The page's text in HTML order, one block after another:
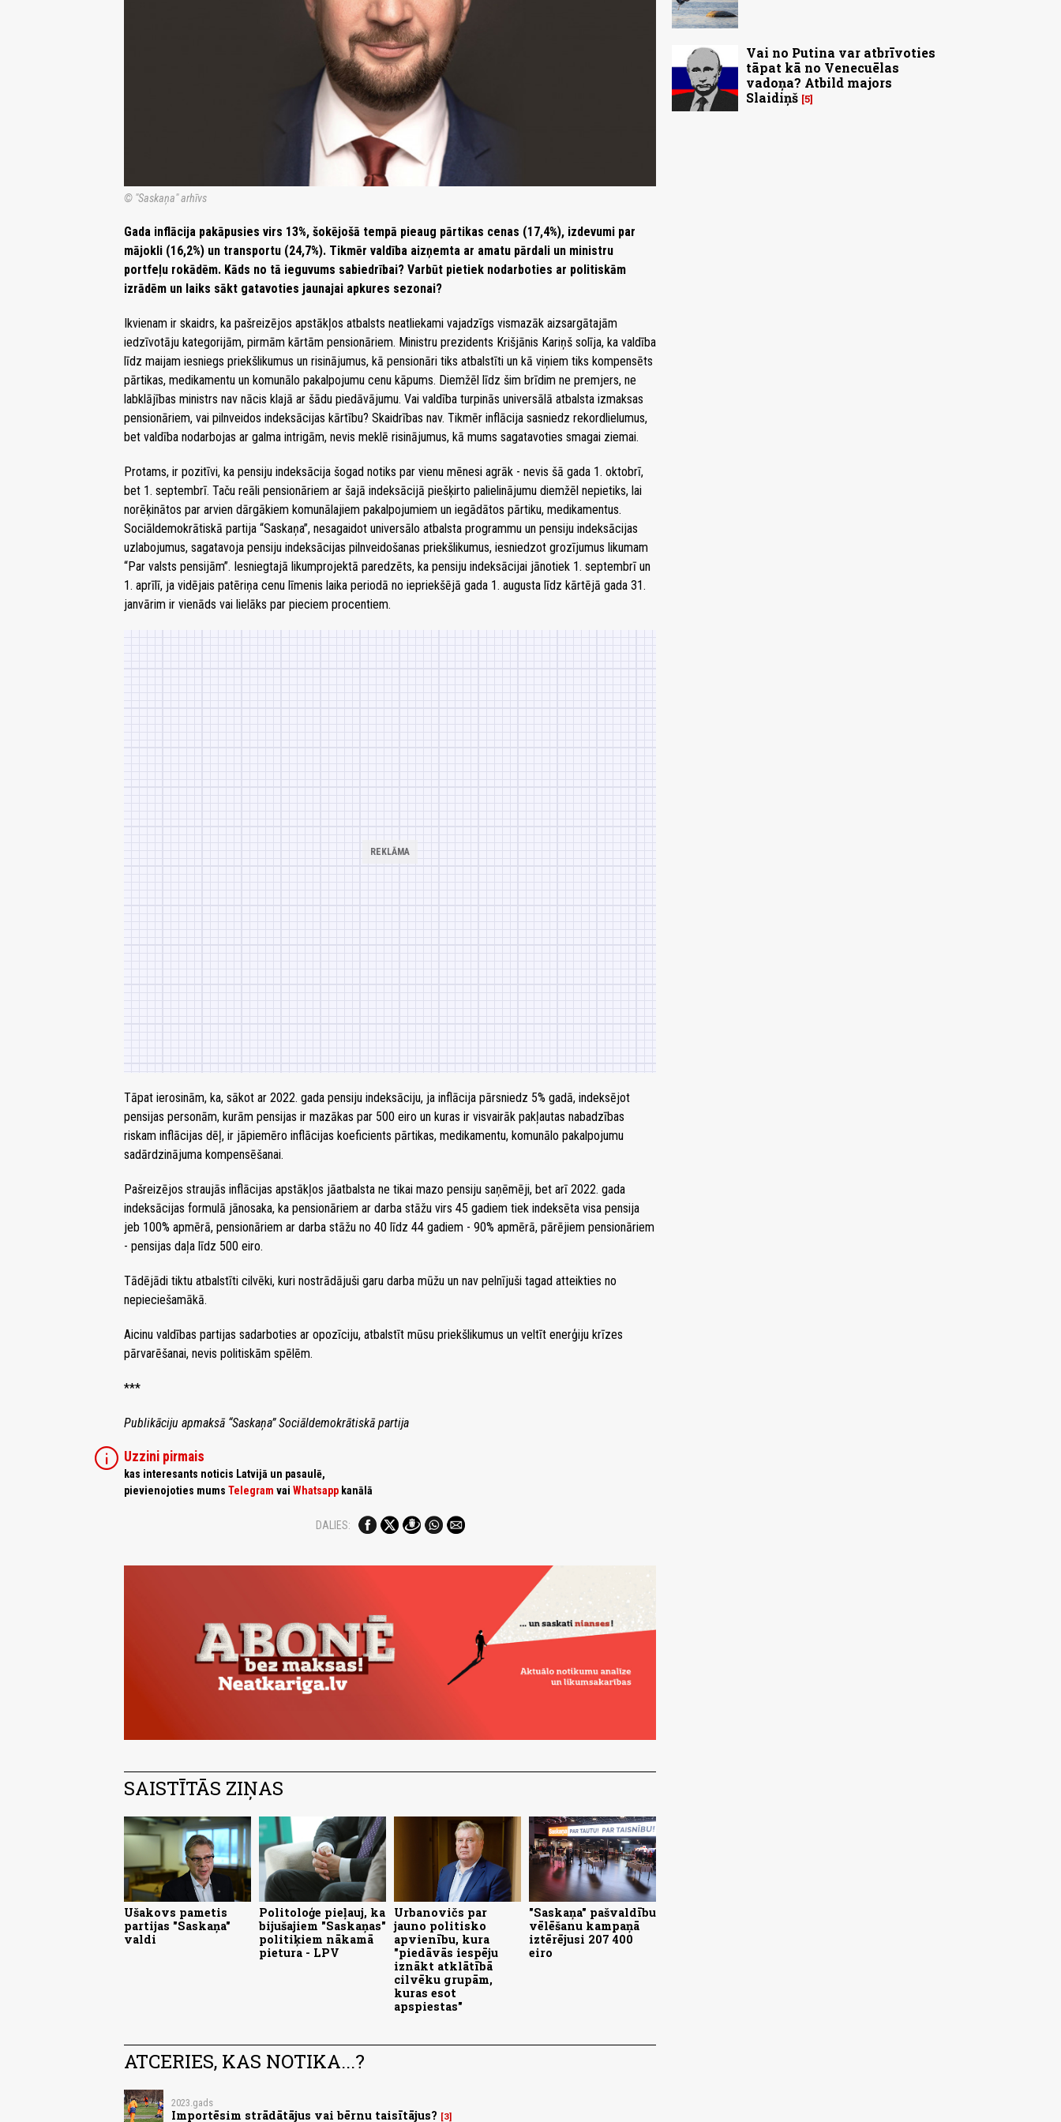
© "Saskaņa" arhīvs
Gada inflācija pakāpusies virs 13%, šokējošā tempā pieaug pārtikas cenas (17,4%), izdevumi par
mājokli (16,2%) un transportu (24,7%). Tikmēr valdība aizņemta ar amatu pārdali un ministru
portfeļu rokādēm. Kāds no tā ieguvums sabiedrībai? Varbūt pietiek nodarboties ar politiskām
izrādēm un laiks sākt gatavoties jaunajai apkures sezonai?
Ikvienam ir skaidrs, ka pašreizējos apstākļos atbalsts neatliekami vajadzīgs vismazāk aizsargātajām
iedzīvotāju kategorijām, pirmām kārtām pensionāriem. Ministru prezidents Krišjānis Kariņš solīja, ka valdība
līdz maijam iesniegs priekšlikumus un risinājumus, kā pensionāri tiks atbalstīti un kā viņiem tiks kompensēts
pārtikas, medikamentu un komunālo pakalpojumu cenu kāpums. Diemžēl līdz šim brīdim ne premjers, ne
labklājības ministrs nav nācis klajā ar šādu piedāvājumu. Vai valdība turpinās universālā atbalsta izmaksas
pensionāriem, vai pilnveidos indeksācijas kārtību? Skaidrības nav. Tikmēr inflācija sasniedz rekordlielumus,
bet valdība nodarbojas ar galma intrigām, nevis meklē risinājumus, kā mums sagatavoties smagai ziemai.
Protams, ir pozitīvi, ka pensiju indeksācija šogad notiks par vienu mēnesi agrāk - nevis šā gada 1. oktobrī,
bet 1. septembrī. Taču reāli pensionāriem ar šajā indeksācijā piešķirto palielinājumu diemžēl nepietiks, lai
norēķinātos par arvien dārgākiem komunālajiem pakalpojumiem un iegādātos pārtiku, medikamentus.
Sociāldemokrātiskā partija “Saskaņa”, nesagaidot universālo atbalsta programmu un pensiju indeksācijas
uzlabojumus, sagatavoja pensiju indeksācijas pilnveidošanas priekšlikumus, iesniedzot grozījumus likumam
“Par valsts pensijām”. Iesniegtajā likumprojektā paredzēts, ka pensiju indeksācijai jānotiek 1. septembrī un
1. aprīlī, ja vidējais patēriņa cenu līmenis laika periodā no iepriekšējā gada 1. augusta līdz kārtējā gada 31.
janvārim ir vienāds vai lielāks par pieciem procentiem.
Tāpat ierosinām, ka, sākot ar 2022. gada pensiju indeksāciju, ja inflācija pārsniedz 5% gadā, indeksējot
pensijas personām, kurām pensijas ir mazākas par 500 eiro un kuras ir visvairāk pakļautas nabadzības
riskam inflācijas dēļ, ir jāpiemēro inflācijas koeficients pārtikas, medikamentu, komunālo pakalpojumu
sadārdzinājuma kompensēšanai.
Pašreizējos straujās inflācijas apstākļos jāatbalsta ne tikai mazo pensiju saņēmēji, bet arī 2022. gada
indeksācijas formulā jānosaka, ka pensionāriem ar darba stāžu virs 45 gadiem tiek indeksēta visa pensija
jeb 100% apmērā, pensionāriem ar darba stāžu no 40 līdz 44 gadiem - 90% apmērā, pārējiem pensionāriem
- pensijas daļa līdz 500 eiro.
Tādējādi tiktu atbalstīti cilvēki, kuri nostrādājuši garu darba mūžu un nav pelnījuši tagad atteikties no
nepieciešamākā.
Aicinu valdības partijas sadarboties ar opozīciju, atbalstīt mūsu priekšlikumus un veltīt enerģiju krīzes
pārvarēšanai, nevis politiskām spēlēm.
***
Publikāciju apmaksā “Saskaņa” Sociāldemokrātiskā partija
info Uzzini pirmais
kas interesants noticis Latvijā un pasaulē,
pievienojoties mums Telegram vai Whatsapp kanālā
DALIES:
SAISTĪTĀS ZIŅAS
Ušakovs pametis
partijas "Saskaņa"
valdi
Politoloģe pieļauj, ka
bijušajiem "Saskaņas"
politiķiem nākamā
pietura - LPV
Urbanovičs par
jauno politisko
apvienību, kura
"piedāvās iespēju
iznākt atklātībā
cilvēku grupām,
kuras esot
apspiestas"
"Saskaņa" pašvaldību
vēlēšanu kampaņā
iztērējusi 207 400
eiro
ATCERIES, KAS NOTIKA...?
2023.gads
Importēsim strādātājus vai bērnu taisītājus? 3
Vai no Putina var atbrīvoties
tāpat kā no Venecuēlas
vadoņa? Atbild majors
Slaidiņš 5